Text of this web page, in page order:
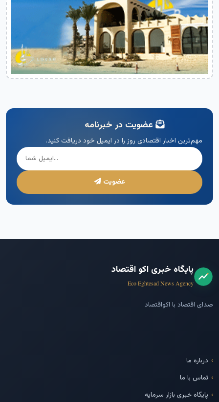
عضویت در خبرنامه
مهم‌ترین اخبار اقتصادی روز را در ایمیل خود دریافت کنید.
عضویت
پایگاه خبری اکو اقتصاد
Eco Eghtesad News Agency
صدای اقتصاد با اکواقتصاد
درباره ما
تماس با ما
پایگاه خبری بازار سرمایه